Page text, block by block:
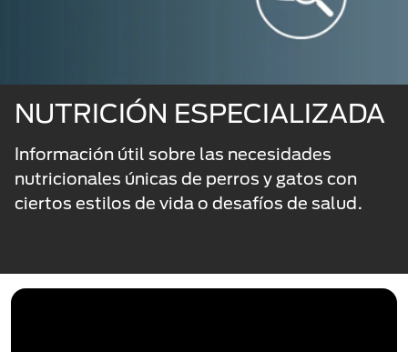
NUTRICIÓN ESPECIALIZADA
Información útil sobre las necesidades
nutricionales únicas de perros y gatos con
ciertos estilos de vida o desafíos de salud.